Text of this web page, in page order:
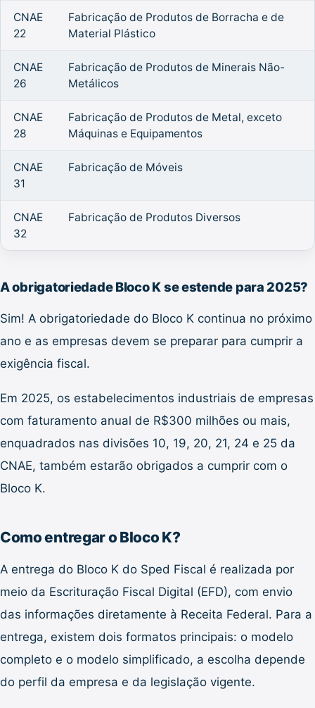
CNAE
22
Fabricação de Produtos de Borracha e de
Material Plástico
CNAE
26
Fabricação de Produtos de Minerais Não-
Metálicos
CNAE
28
Fabricação de Produtos de Metal, exceto
Máquinas e Equipamentos
CNAE
31
Fabricação de Móveis
CNAE
32
Fabricação de Produtos Diversos
A obrigatoriedade Bloco K se estende para 2025?
Sim! A obrigatoriedade do Bloco K continua no próximo
ano e as empresas devem se preparar para cumprir a
exigência fiscal.
Em 2025, os estabelecimentos industriais de empresas
com faturamento anual de R$300 milhões ou mais,
enquadrados nas divisões 10, 19, 20, 21, 24 e 25 da
CNAE, também estarão obrigados a cumprir com o
Bloco K.
Como entregar o Bloco K?
A entrega do Bloco K do Sped Fiscal é realizada por
meio da Escrituração Fiscal Digital (EFD), com envio
das informações diretamente à Receita Federal. Para a
entrega, existem dois formatos principais: o modelo
completo e o modelo simplificado, a escolha depende
do perfil da empresa e da legislação vigente.